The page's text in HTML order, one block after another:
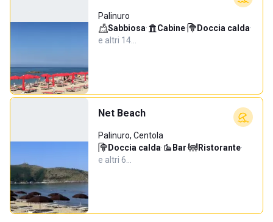
Palinuro
Sabbiosa· Cabine· Doccia calda·
e altri 14…
Net Beach
Palinuro, Centola
Doccia calda· Bar· Ristorante·
e altri 6…